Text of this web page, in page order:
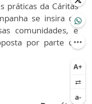
práticas da Cáritas
se insira de
comunidades, e
por parte do